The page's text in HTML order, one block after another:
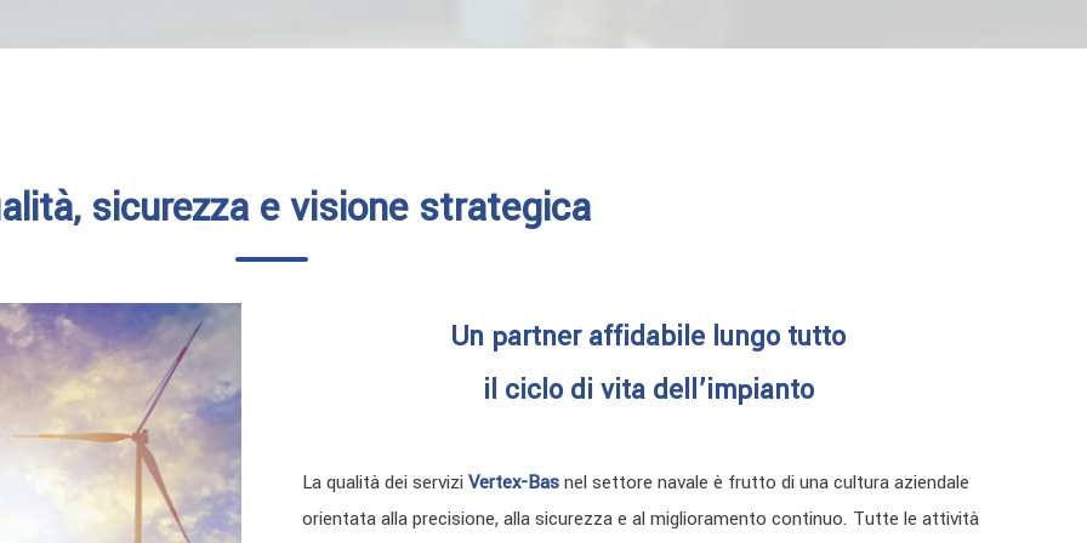
sicurezza e visione strategica
Un partner affidabile lungo tutto
il ciclo di vita dell’impianto
La qualità dei serviziVertex-Basnel settore navale è frutto di una cultura aziendale
orientata alla precisione, alla sicurezza e al miglioramento continuo. Tutte le attività